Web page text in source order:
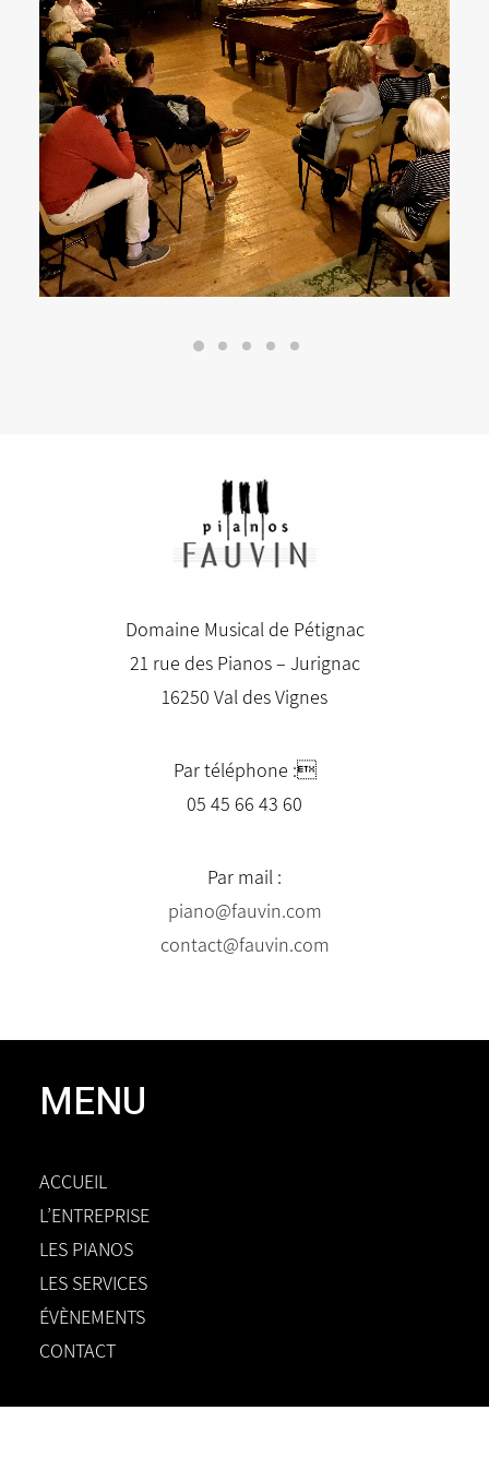
Domaine Musical de Pétignac
21 rue des Pianos – Jurignac
16250 Val des Vignes
Par téléphone :
05 45 66 43 60
Par mail :
piano@fauvin.com
contact@fauvin.com
MENU
ACCUEIL
L’ENTREPRISE
LES PIANOS
LES SERVICES
ÉVÈNEMENTS
CONTACT